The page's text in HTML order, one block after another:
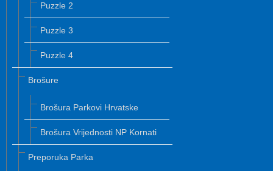
Puzzle 2
Puzzle 3
Puzzle 4
Brošure
Brošura Parkovi Hrvatske
Brošura Vrijednosti NP Kornati
Preporuka Parka